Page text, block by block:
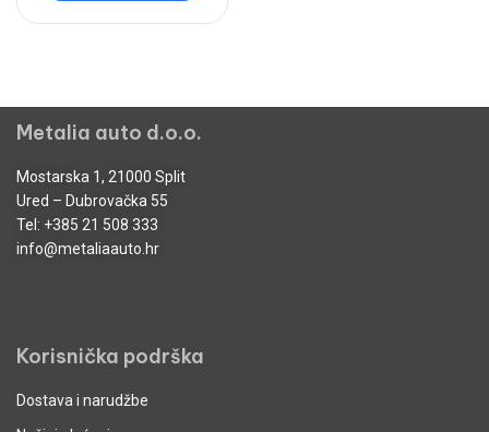
Metalia auto d.o.o.
Mostarska 1, 21000 Split
Ured – Dubrovačka 55
Tel: +385 21 508 333
info@metaliaauto.hr
Korisnička podrška
Dostava i narudžbe